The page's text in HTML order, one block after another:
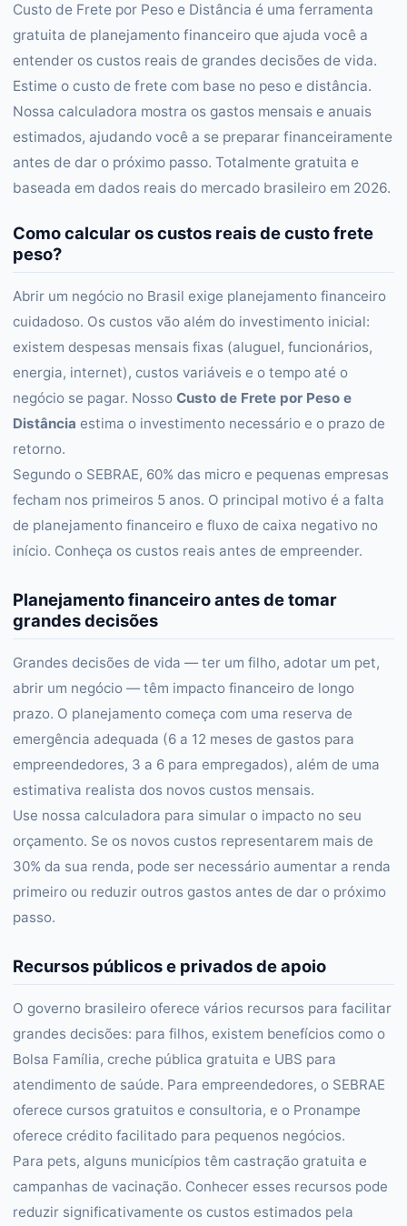
Custo de Frete por Peso e Distância é uma ferramenta
gratuita de planejamento financeiro que ajuda você a
entender os custos reais de grandes decisões de vida.
Estime o custo de frete com base no peso e distância.
Nossa calculadora mostra os gastos mensais e anuais
estimados, ajudando você a se preparar financeiramente
antes de dar o próximo passo. Totalmente gratuita e
baseada em dados reais do mercado brasileiro em 2026.
Como calcular os custos reais de custo frete
peso?
Abrir um negócio no Brasil exige planejamento financeiro
cuidadoso. Os custos vão além do investimento inicial:
existem despesas mensais fixas (aluguel, funcionários,
energia, internet), custos variáveis e o tempo até o
negócio se pagar. Nosso Custo de Frete por Peso e
Distância estima o investimento necessário e o prazo de
retorno.
Segundo o SEBRAE, 60% das micro e pequenas empresas
fecham nos primeiros 5 anos. O principal motivo é a falta
de planejamento financeiro e fluxo de caixa negativo no
início. Conheça os custos reais antes de empreender.
Planejamento financeiro antes de tomar
grandes decisões
Grandes decisões de vida — ter um filho, adotar um pet,
abrir um negócio — têm impacto financeiro de longo
prazo. O planejamento começa com uma reserva de
emergência adequada (6 a 12 meses de gastos para
empreendedores, 3 a 6 para empregados), além de uma
estimativa realista dos novos custos mensais.
Use nossa calculadora para simular o impacto no seu
orçamento. Se os novos custos representarem mais de
30% da sua renda, pode ser necessário aumentar a renda
primeiro ou reduzir outros gastos antes de dar o próximo
passo.
Recursos públicos e privados de apoio
O governo brasileiro oferece vários recursos para facilitar
grandes decisões: para filhos, existem benefícios como o
Bolsa Família, creche pública gratuita e UBS para
atendimento de saúde. Para empreendedores, o SEBRAE
oferece cursos gratuitos e consultoria, e o Pronampe
oferece crédito facilitado para pequenos negócios.
Para pets, alguns municípios têm castração gratuita e
campanhas de vacinação. Conhecer esses recursos pode
reduzir significativamente os custos estimados pela